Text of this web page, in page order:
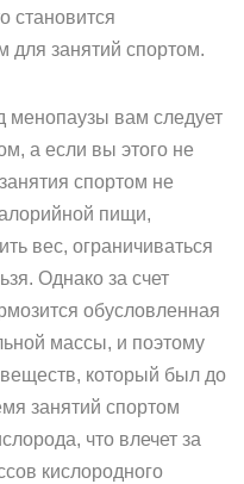
становится
для занятий спортом.
вам следует
а если вы этого не
спортом не
пищи,
вес, ограничиваться
Однако за счет
обусловленная
массы, и поэтому
который был до
занятий спортом
что влечет за
кислородного